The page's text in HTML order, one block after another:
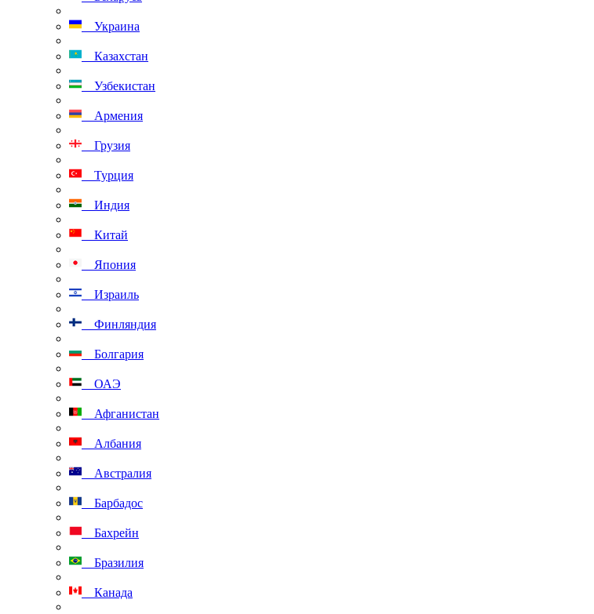
Украина
Казахстан
Узбекистан
Армения
Грузия
Турция
Индия
Китай
Япония
Израиль
Финляндия
Болгария
ОАЭ
Афганистан
Албания
Австралия
Барбадос
Бахрейн
Бразилия
Канада